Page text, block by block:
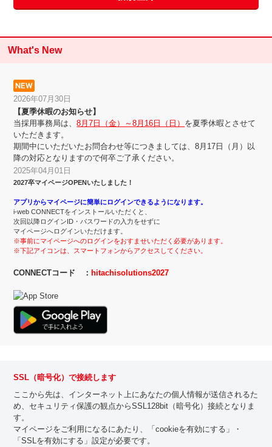
What's New
2026年07月30日
【夏季休暇のお知らせ】
当採用事務局は、8月7日（金）～8月16日（日） を夏季休暇とさせて
いただきます。
期間中にいただいたお問合わせ等につきましては、8月17日（月）以
降の対応となりますので何卒ご了承ください。
2025年04月01日
2027卒マイページOPENいたしました！
アプリからマイページに簡単にログインできるようになります。
i-web CONNECTをインストールいただくと、
次回以降ログインID・パスワードの入力をせずに
マイページへログインいただけます。
※事前にマイページへのログインをおすませいただく必要があります。
※下記アイコンは、スマートフォンからアクセスしてください。
CONNECTコード ： hitachisolutions2027
SSL（暗号化）で接続します
ここから先は、インターネット上にあなたの個人情報が送信されるた
め、セキュリティ保護の観点からSSL128bit（暗号化）接続となりま
す。
マイページをご利用になるにあたり、「cookieを有効にする」・
「SSLを有効にする」設定が必要です。